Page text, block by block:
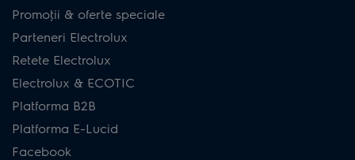
Promoţii & oferte speciale
Parteneri Electrolux
Retete Electrolux
Electrolux & ECOTIC
Platforma B2B
Platforma E-Lucid
Facebook